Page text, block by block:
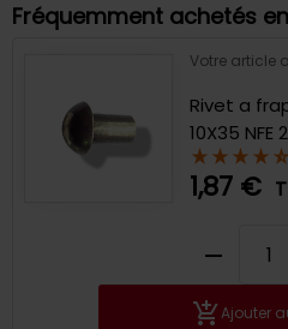
Fréquemment achetés
Votre article
Rivet a
10X35 NFE
1,87 €
remove
Ajouter